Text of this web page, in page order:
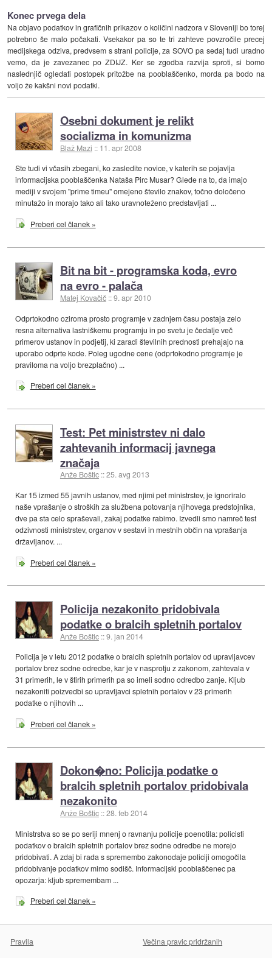
Konec prvega dela
Na objavo podatkov in grafičnih prikazov o količini nadzora v Sloveniji bo torej
potrebno še malo počakati. Vsekakor pa so te tri zahteve povzročile precej
medijskega odziva, predvsem s strani policije, za SOVO pa sedaj tudi uradno
vemo, da je zavezanec po ZDIJZ. Ker se zgodba razvija sproti, si bomo
naslednjič ogledati postopek pritožbe na pooblaščenko, morda pa bodo na
voljo že kakšni novi podatki.
Osebni dokument je relikt
socializma in komunizma
Blaž Mazi :: 11. apr 2008
Ste tudi vi včasih zbegani, ko zasledite novice, v katerih se pojavlja
informacijska pooblaščenka Nataša Pirc Musar? Glede na to, da imajo
mediji v svojem "prime timeu" omejeno število znakov, točno določeno
minutažo in morajo tako ali tako uravnoteženo predstavljati ...
Preberi cel članek »
Bit na bit - programska koda, evro
na evro - palača
Matej Kovačič ::9. apr 2010
Odprtokodno oziroma prosto programje v zadnjem času postaja zelo
resna alternativa lastniškemu programju in po svetu je čedalje več
primerov ustanov in podjetij, ki zaradi številnih prednosti prehajajo na
uporabo odprte kode. Poleg ugodne cene (odprtokodno programje je
praviloma na voljo brezplačno) ...
Preberi cel članek »
Test: Pet ministrstev ni dalo
zahtevanih informacij javnega
značaja
Anže Boštic ::25. avg 2013
Kar 15 izmed 55 javnih ustanov, med njimi pet ministrstev, je ignoriralo
naše vprašanje o stroških za službena potovanja njihovega predstojnika,
dve pa sta celo spraševali, zakaj podatke rabimo. Izvedli smo namreč test
odzivnosti ministrstev, organov v sestavi in mestnih občin na vprašanja
državljanov. ...
Preberi cel članek »
Policija nezakonito pridobivala
podatke o bralcih spletnih portalov
Anže Boštic ::9. jan 2014
Policija je v letu 2012 podatke o bralcih spletnih portalov od upravljavcev
portalov brez sodne odredbe, kar je v nasprotju z zakonom, zahtevala v
31 primerih, le v štirih primerih pa so imeli sodno odredbo zanje. Kljub
nezakoniti poizvedbi so upravljavci spletnih portalov v 23 primerih
podatke o njihovih ...
Preberi cel članek »
Dokon�no: Policija podatke o
bralcih spletnih portalov pridobivala
nezakonito
Anže Boštic ::28. feb 2014
Ministrstva so se po seriji mnenj o ravnanju policije poenotila: policisti
podatkov o bralcih spletnih portalov brez sodne odredbe ne morejo
pridobivati. A zdaj bi rada s spremembo zakonodaje policiji omogočila
pridobivanje podatkov mimo sodišč. Informacijski pooblaščenec pa
opozarja: kljub spremembam ...
Preberi cel članek »
Pravila
Večina pravic pridržanih